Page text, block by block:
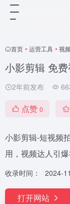
首页 • 运营工具 • 视
小影剪辑 免
2年前发布
点赞 0
小影剪辑-短视频
用，视频达人引
收录时间： 2024-
打开网站